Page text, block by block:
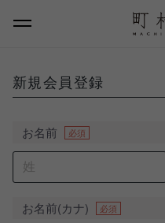
ギフトセット
新規会員登録
お名前 必須
お名前(カナ) 必須